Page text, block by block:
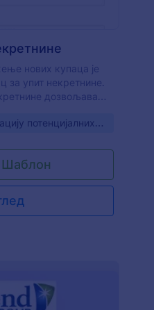
нових купаца је
за упит некретнине.
дозвољава
Овај образац
некретнине за који
о посети.
изглед обрасца
са лакоћом
образаца. Пробај га
потенцијалних
Шаблон